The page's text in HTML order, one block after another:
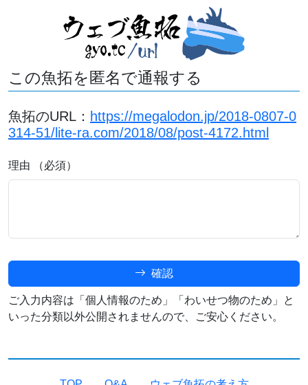
この魚拓を匿名で通報する
魚拓のURL： https://megalodon.jp/2018-0807-0
314-51/lite-ra.com/2018/08/post-4172.html
理由 （必須）
確認
ご入力内容は「個人情報のため」「わいせつ物のため」と
いった分類以外公開されませんので、ご安心ください。